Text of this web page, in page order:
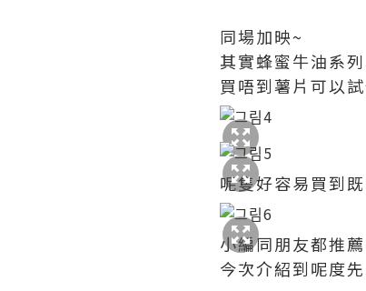
同場加映~
其實蜂蜜牛油系
買唔到薯片可以
呢隻好容易買到
小編同朋友都推
今次介紹到呢度